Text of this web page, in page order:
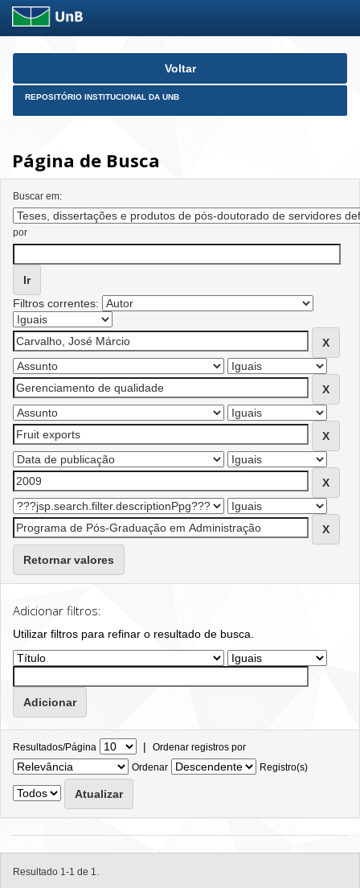
Skip
Voltar
REPOSITÓRIO INSTITUCIONAL DA UNB
Página de Busca
Buscar em:
por
Filtros correntes:
Retornar valores
Adicionar filtros:
Utilizar filtros para refinar o resultado de busca.
Resultados/Página | Ordenar registros por
Ordenar
Registro(s)
Resultado 1-1 de 1.